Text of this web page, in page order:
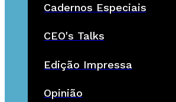
Cadernos Especiais
CEO's Talks
Edição Impressa
Opinião